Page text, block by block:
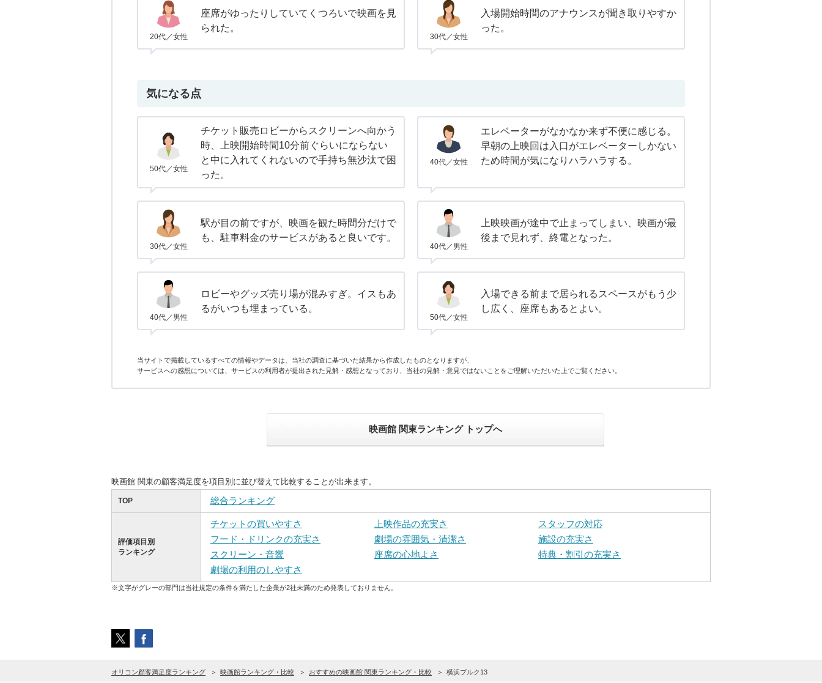
20代／女性
座席がゆったりしていてくつろいで映画を見
られた。
30代／女性
入場開始時間のアナウンスが聞き取りやすか
った。
気になる点
50代／女性
チケット販売ロビーからスクリーンへ向かう
時、上映開始時間10分前ぐらいにならない
と中に入れてくれないので手持ち無沙汰で困
った。
40代／女性
エレベーターがなかなか来ず不便に感じる。
早朝の上映回は入口がエレベーターしかない
ため時間が気になりハラハラする。
30代／女性
駅が目の前ですが、映画を観た時間分だけで
も、駐車料金のサービスがあると良いです。
40代／男性
上映映画が途中で止まってしまい、映画が最
後まで見れず、終電となった。
40代／男性
ロビーやグッズ売り場が混みすぎ。イスもあ
るがいつも埋まっている。
50代／女性
入場できる前まで居られるスペースがもう少
し広く、座席もあるとよい。
当サイトで掲載しているすべての情報やデータは、当社の調査に基づいた結果から作成したものとなりますが、
サービスへの感想については、サービスの利用者が提出された見解・感想となっており、当社の見解・意見ではないことをご理解いただいた上でご覧ください。
映画館 関東ランキング トップへ
映画館 関東の顧客満足度を項目別に並び替えて比較することが出来ます。
TOP 総合ランキング
評価項目別
ランキング
チケットの買いやすさ 上映作品の充実さ
スタッフの対応
フード・ドリンクの充実さ
劇場の雰囲気・清潔さ
施設の充実さ
スクリーン・音響
座席の心地よさ
特典・割引の充実さ
劇場の利用のしやすさ
※文字がグレーの部門は当社規定の条件を満たした企業が2社未満のため発表しておりません。
オリコン顧客満足度ランキング 映画館ランキング・比較 おすすめの映画館 関東ランキング・比較 横浜ブルク13